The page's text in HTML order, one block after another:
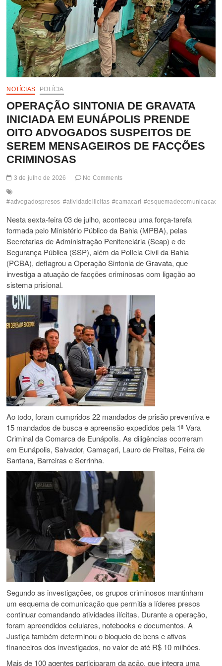
NOTÍCIAS POLÍCIA
OPERAÇÃO SINTONIA DE GRAVATA
INICIADA EM EUNÁPOLIS PRENDE
OITO ADVOGADOS SUSPEITOS DE
SEREM MENSAGEIROS DE FACÇÕES
CRIMINOSAS
3 de julho de 2026 No Comments
#advogadospresos #atividadeilicitas #camacari #esquemadecomunicacao
Nesta sexta-feira 03 de julho, aconteceu uma força-tarefa
formada pelo Ministério Público da Bahia (MPBA), pelas
Secretarias de Administração Penitenciária (Seap) e de
Segurança Pública (SSP), além da Polícia Civil da Bahia
(PCBA), deflagrou a Operação Sintonia de Gravata, que
investiga a atuação de facções criminosas com ligação ao
sistema prisional.
Ao todo, foram cumpridos 22 mandados de prisão preventiva e
15 mandados de busca e apreensão expedidos pela 1ª Vara
Criminal da Comarca de Eunápolis. As diligências ocorreram
em Eunápolis, Salvador, Camaçari, Lauro de Freitas, Feira de
Santana, Barreiras e Serrinha.
Segundo as investigações, os grupos criminosos mantinham
um esquema de comunicação que permitia a líderes presos
continuar comandando atividades ilícitas. Durante a operação,
foram apreendidos celulares, notebooks e documentos. A
Justiça também determinou o bloqueio de bens e ativos
financeiros dos investigados, no valor de até R$ 10 milhões.
Mais de 100 agentes participaram da ação, que integra uma